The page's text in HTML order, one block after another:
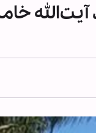
آیت‌الله